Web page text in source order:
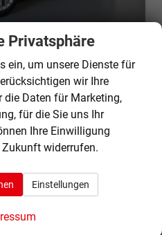
Details
l/100km
Privatsphäre
ein, um unsere Dienste für
wir Ihre
die Daten für Marketing,
für die Sie uns Ihr
Ihre Einwilligung
widerrufen.
Einstellungen